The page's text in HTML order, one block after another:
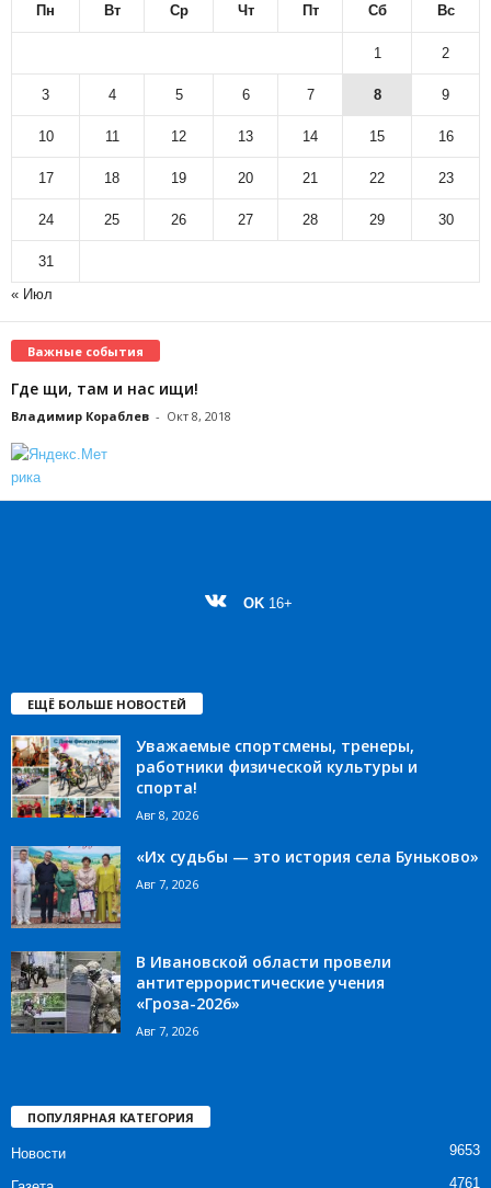
Пн Вт Ср Чт Пт Сб Вс
1 2
3 4 5 6 7 8 9
10 11 12 13 14 15 16
17 18 19 20 21 22 23
24 25 26 27 28 29 30
31
« Июл
Важные события
Где щи, там и нас ищи!
Владимир Кораблев - Окт 8, 2018
OK 16+
ЕЩЁ БОЛЬШЕ НОВОСТЕЙ
Уважаемые спортсмены, тренеры,
работники физической культуры и
спорта!
Авг 8, 2026
«Их судьбы — это история села Буньково»
Авг 7, 2026
В Ивановской области провели
антитеррористические учения
«Гроза-2026»
Авг 7, 2026
ПОПУЛЯРНАЯ КАТЕГОРИЯ
Новости 9653
4761